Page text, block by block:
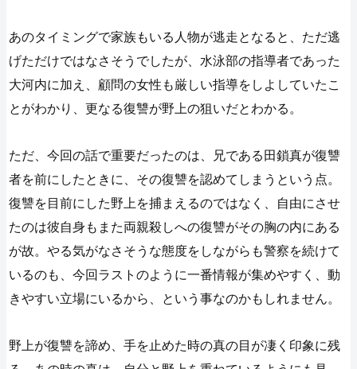
あのタイミングで家族もいる人物が逃走となると、ただ逃
げただけではなさそうでしたが、水泳部の指導者であった
大河内に加え、顧問の女性も厳しい指導をしよしていたこ
とがわかり、更なる復讐が野上の狙いだとわかる。
ただ、今回の話で重要だったのは、兄である田鎖真が復讐
者を前にしたときに、その復讐を認めてしまうという点。
復讐を目前にした野上を捕まえるのではなく、自由にさせ
たのは彼自身もまた両親殺しへの復讐がその胸の内にある
が故。やる気がなさそうな態度をしながらも警察を続けて
いるのも、今回ラストのように一番情報が集めやすく、動
きやすい立場にいるから、という事なのかもしれません。
野上が復讐を諦め、手を止めた時の真の目が凄く印象に残